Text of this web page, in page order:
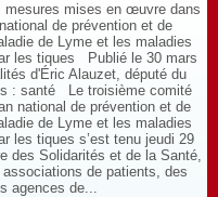
mesures mises en œuvre dans
de prévention et de
de Lyme et les maladies
les tiques Publié le 30 mars
d'Éric Alauzet, député du
: santé Le troisième comité
national de prévention et de
de Lyme et les maladies
les tiques s’est tenu jeudi 29
des Solidarités et de la Santé,
de patients, des
agences de...